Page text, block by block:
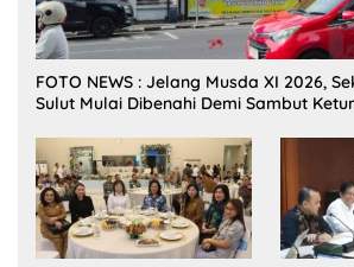
FOTO NEWS : Jelang Musda XI 2026,
Sulut Mulai Dibenahi Demi Sambut